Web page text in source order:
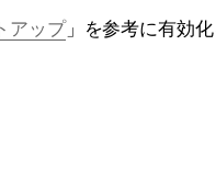
アップ」を参考に有効